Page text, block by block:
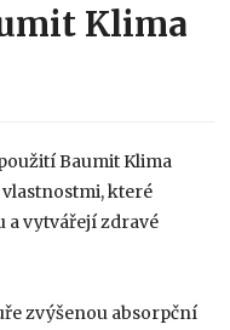
Klima
Baumit Klima
které
a vytvářejí zdravé
zvýšenou absorpční